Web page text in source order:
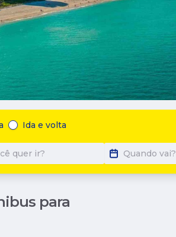
Ida e volta
quer ir? Quando vai?
para